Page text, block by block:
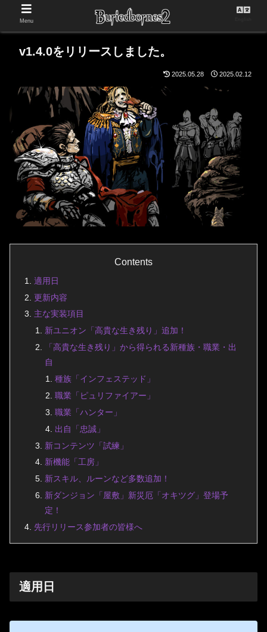
v1.4.0をリリースしました。
2025.05.28 2025.02.12
Contents
適用日
更新内容
主な実装項目
新ユニオン「高貴な生き残り」追加！
「高貴な生き残り」から得られる新種族・職業・出
自
種族「インフェステッド」
職業「ピュリファイアー」
職業「ハンター」
出自「忠誠」
新コンテンツ「試練」
新機能「工房」
新スキル、ルーンなど多数追加！
新ダンジョン「屋敷」新災厄「オキツグ」登場予
定！
先行リリース参加者の皆様へ
適用日
Menu